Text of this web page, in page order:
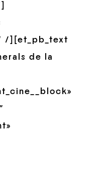
/][et_pb_text
de la